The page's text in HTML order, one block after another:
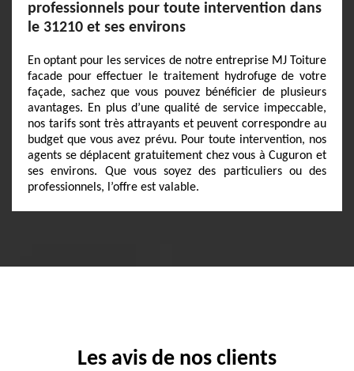
professionnels pour toute intervention dans
le 31210 et ses environs
En optant pour les services de notre entreprise MJ Toiture
facade pour effectuer le traitement hydrofuge de votre
façade, sachez que vous pouvez bénéficier de plusieurs
avantages. En plus d’une qualité de service impeccable,
nos tarifs sont très attrayants et peuvent correspondre au
budget que vous avez prévu. Pour toute intervention, nos
agents se déplacent gratuitement chez vous à Cuguron et
ses environs. Que vous soyez des particuliers ou des
professionnels, l’offre est valable.
Les avis de nos clients